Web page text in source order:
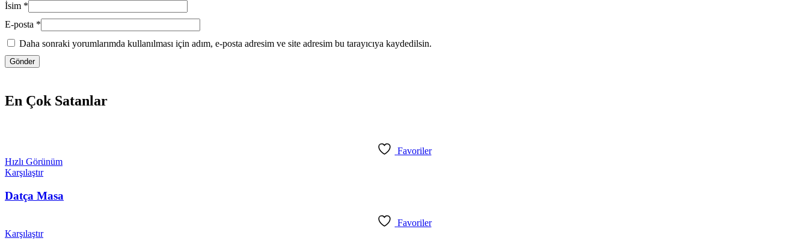
İsim *
E-posta *
Daha sonraki yorumlarımda kullanılması için adım, e-posta adresim ve site adresim bu tarayıcıya kaydedilsin.
En Çok Satanlar
Favoriler
Hızlı Görünüm
Karşılaştır
Datça Masa
Favoriler
Karşılaştır